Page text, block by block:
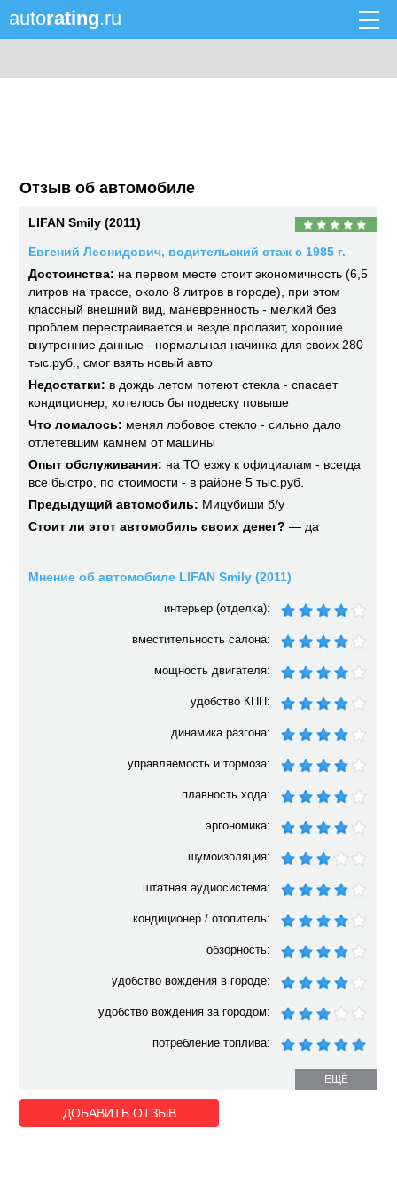
autorating.ru
Отзыв об автомобиле
LIFAN Smily (2011)
Евгений Леонидович, водительский стаж с 1985 г.
Достоинства: на первом месте стоит экономичность (6,5
литров на трассе, около 8 литров в городе), при этом
классный внешний вид, маневренность - мелкий без
проблем перестраивается и везде пролазит, хорошие
внутренние данные - нормальная начинка для своих 280
тыс.руб., смог взять новый авто
Недостатки: в дождь летом потеют стекла - спасает
кондиционер, хотелось бы подвеску повыше
Что ломалось: менял лобовое стекло - сильно дало
отлетевшим камнем от машины
Опыт обслуживания: на ТО езжу к официалам - всегда
все быстро, по стоимости - в районе 5 тыс.руб.
Предыдущий автомобиль: Мицубиши б/у
Стоит ли этот автомобиль своих денег? — да
Мнение об автомобиле LIFAN Smily (2011)
интерьер (отделка):
вместительность салона:
мощность двигателя:
удобство КПП:
динамика разгона:
управляемость и тормоза:
плавность хода:
эргономика:
шумоизоляция:
штатная аудиосистема:
кондиционер / отопитель:
обзорность:
удобство вождения в городе:
удобство вождения за городом:
потребление топлива:
ЕЩЁ
ДОБАВИТЬ ОТЗЫВ